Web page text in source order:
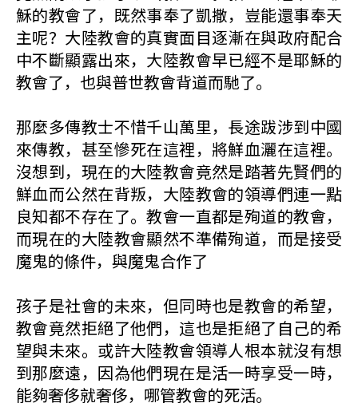
穌的教會了，既然事奉了凱撒，豈能還事奉天
主呢？大陸教會的真實面目逐漸在與政府配合
中不斷顯露出來，大陸教會早已經不是耶穌的
教會了，也與普世教會背道而馳了。
那麼多傳教士不惜千山萬里，長途跋涉到中國
來傳教，甚至慘死在這裡，將鮮血灑在這裡。
沒想到，現在的大陸教會竟然是踏著先賢們的
鮮血而公然在背叛，大陸教會的領導們連一點
良知都不存在了。教會一直都是殉道的教會，
而現在的大陸教會顯然不準備殉道，而是接受
魔鬼的條件，與魔鬼合作了
孩子是社會的未來，但同時也是教會的希望，
教會竟然拒絕了他們，這也是拒絕了自己的希
望與未來。或許大陸教會領導人根本就沒有想
到那麼遠，因為他們現在是活一時享受一時，
能夠奢侈就奢侈，哪管教會的死活。